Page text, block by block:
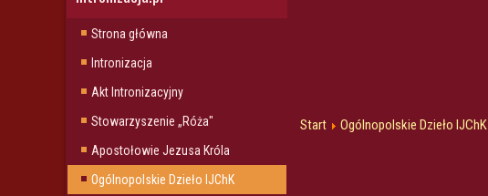
Strona główna
Intronizacja
Akt Intronizacyjny
Stowarzyszenie „Róża"
Apostołowie Jezusa Króla
Ogólnopolskie Dzieło IJChK
Start Ogólnopolskie Dzieło IJChK